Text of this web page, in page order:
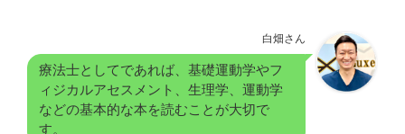
白畑さん
療法士としてであれば、基礎運動学やフ
ィジカルアセスメント、生理学、運動学
などの基本的な本を読むことが大切で
す。